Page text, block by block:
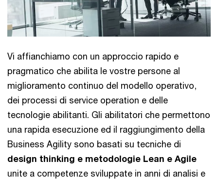
Vi affianchiamo con un approccio rapido e
pragmatico che abilita le vostre persone al
miglioramento continuo del modello operativo,
dei processi di service operation e delle
tecnologie abilitanti. Gli abilitatori che permettono
una rapida esecuzione ed il raggiungimento della
Business Agility sono basati su tecniche di
design thinking e metodologie Lean e Agile
unite a competenze sviluppate in anni di analisi e